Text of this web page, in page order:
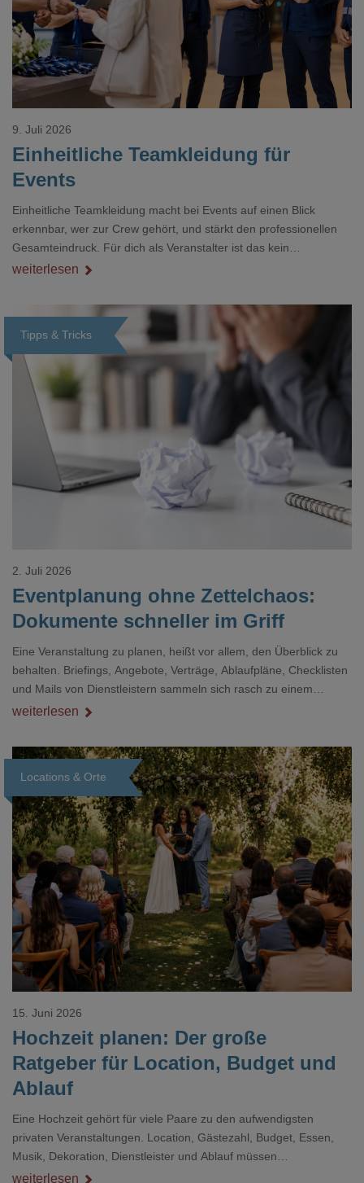
Einheitliche Teamkleidung für
Events
9. Juli 2026
Einheitliche Teamkleidung macht bei Events auf einen Blick
erkennbar, wer zur Crew gehört, und stärkt den professionellen
Gesamteindruck. Für dich als Veranstalter ist das kein
Nebenthema: Bei Textilien mit Stickerei oder mehreren
weiterlesen
Tipps & Tricks
Loading...
Eventplanung ohne Zettelchaos:
Dokumente schneller im Griff
2. Juli 2026
Eine Veranstaltung zu planen, heißt vor allem, den Überblick zu
behalten. Briefings, Angebote, Verträge, Ablaufpläne, Checklisten
und Mails von Dienstleistern sammeln sich rasch zu einem
unübersichtlichen Stapel. Wer schon einmal kurz vor einem Event
Dokument gesucht hat, kennt das mulmige Gefühl.
weiterlesen
Locations & Orte
Loading...
Hochzeit planen: Der große
Ratgeber für Location, Budget und
Ablauf
15. Juni 2026
Eine Hochzeit gehört für viele Paare zu den aufwendigsten
privaten Veranstaltungen. Location, Gästezahl, Budget, Essen,
Musik, Dekoration, Dienstleister und Ablauf müssen
zusammenpassen, damit der Tag gut organisiert ist und trotzdem
weiterlesen